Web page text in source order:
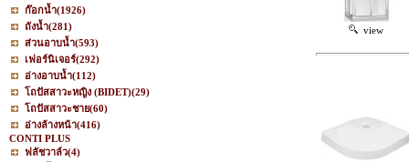
ก๊อกน้ำ(1926)
ถังน้ำ(281)
ส่วนอาบน้ำ(593)
เฟอร์นิเจอร์(292)
อ่างอาบน้ำ(112)
โถปัสสาวะหญิง (BIDET)(29)
โถปัสสาวะชาย(60)
อ่างล้างหน้า(416)
CONTI PLUS
ฟลัชวาล์ว(4)
view